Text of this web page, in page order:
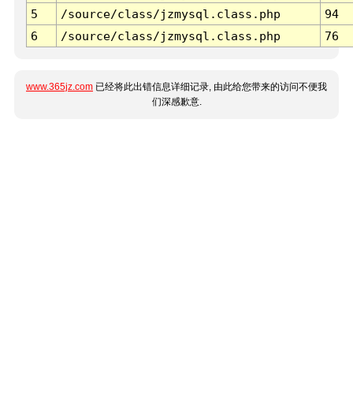
5
/source/class/jzmysql.class.php
94
6
/source/class/jzmysql.class.php 76
www.365jz.com 已经将此出错信息详细记录, 由此给您带来的访问不便我
们深感歉意.